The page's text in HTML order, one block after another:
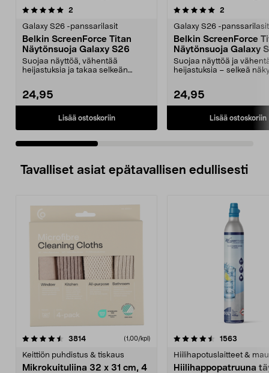
2
Galaxy S26 -panssarilasit
Belkin ScreenForce Titan
Näytönsuoja Galaxy S26
Suojaa näyttöä, vähentää
heijastuksia ja takaa selkeän
24,95
Lisää ostoskoriin
5.0 viidestä
2
Galaxy S26 -panssarilasit
Belkin ScreenForce
Näytönsuoja Galaxy
Ultralle
Suojaa näyttöä ja
heijastuksia – selkeä
24,95
Lisää ostoskoriin
0.0 viidestä
Tavalliset asiat epätavallisen edullisesti
3814arvostelut (1,00/kpl)
Keittiön puhdistus & tiskaus
Mikrokuituliina 32 x 31 cm, 4
4.5viidestä
1563
Hiilihapotuslaitteet &
Hiilihappopatruuna
4.5viidestä